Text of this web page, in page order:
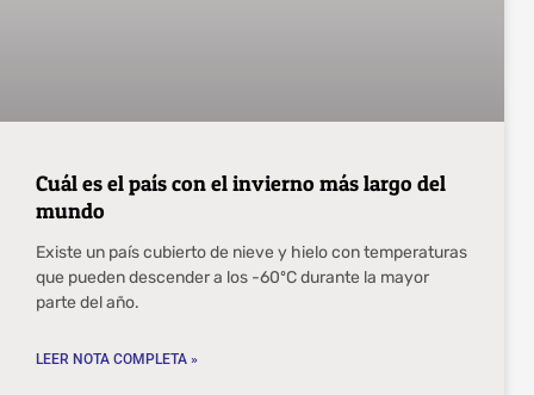
Cuál es el país con el invierno más largo del
mundo
Existe un país cubierto de nieve y hielo con temperaturas
que pueden descender a los -60ºC durante la mayor
parte del año.
LEER NOTA COMPLETA »